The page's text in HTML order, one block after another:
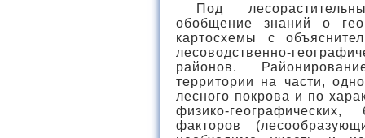
Под
обобщение знаний о
картосхемы с
лесоводственно-
районов.
территории на части,
лесного покрова и по
физико-
факторов